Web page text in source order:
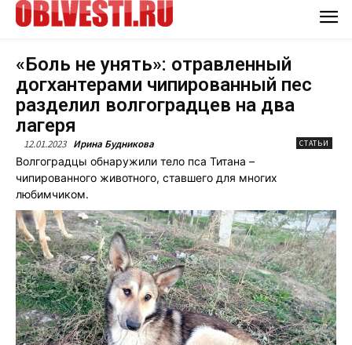
«Боль не унять»: отравленный
догхантерами чипированный пес
разделил волгоградцев на два
лагеря
12.01.2023 Ирина Будникова СТАТЬИ
Волгоградцы обнаружили тело пса Титана –
чипированного животного, ставшего для многих
любимчиком.